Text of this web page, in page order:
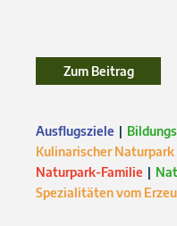
Zum Beitrag
Ausflugsziele
Kulinarischer Naturpark
Naturpark-Familie
Spezialitäten vom